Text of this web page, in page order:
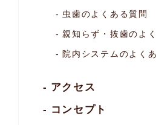
虫歯のよくある質問
親知らず・抜歯のよ
院内システムのよく
アクセス
コンセプト